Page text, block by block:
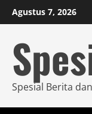
Skip
to
content
Agustus 7, 2026
Spesial Berita